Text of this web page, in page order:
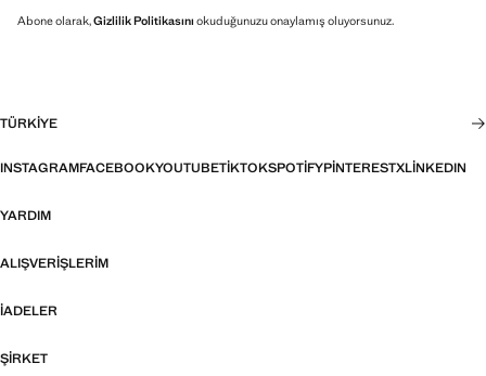
Abone olarak,Gizlilik Politikasını okuduğunuzu onaylamış oluyorsunuz.
TÜRKIYE
INSTAGRAMFACEBOOKYOUTUBETIKTOKSPOTIFYPINTERESTXLINKEDIN
YARDIM
ALIŞVERIŞLERIM
İADELER
ŞIRKET